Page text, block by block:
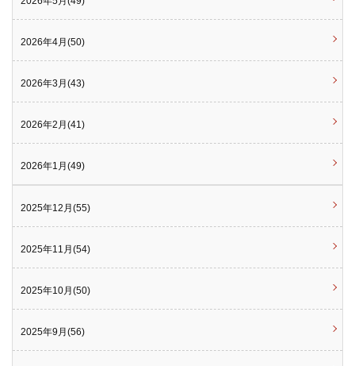
2026年4月(50)
2026年3月(43)
2026年2月(41)
2026年1月(49)
2025年12月(55)
2025年11月(54)
2025年10月(50)
2025年9月(56)